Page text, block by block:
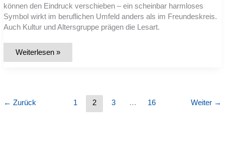
können den Eindruck verschieben – ein scheinbar harmloses
Symbol wirkt im beruflichen Umfeld anders als im Freundeskreis.
Auch Kultur und Altersgruppe prägen die Lesart.
Alle
Weiterlesen »
← Zurück 1 2 3 … 16 Weiter →